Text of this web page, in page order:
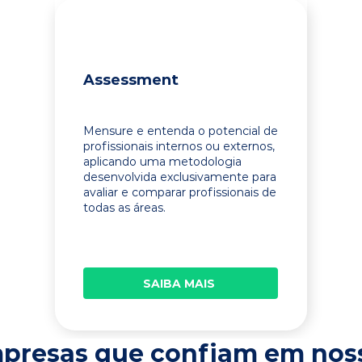
Assessment
Mensure e entenda o potencial de
profissionais internos ou externos,
aplicando uma metodologia
desenvolvida exclusivamente para
avaliar e comparar profissionais de
todas as áreas.
SAIBA MAIS
que confiam em